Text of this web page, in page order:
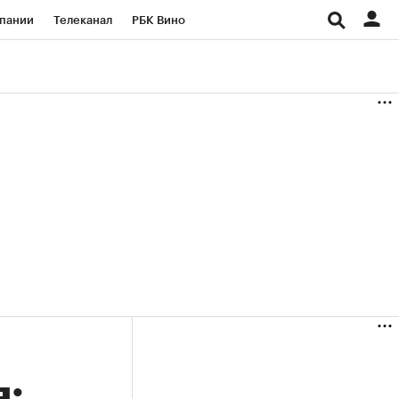
Телеканал РБК Вино